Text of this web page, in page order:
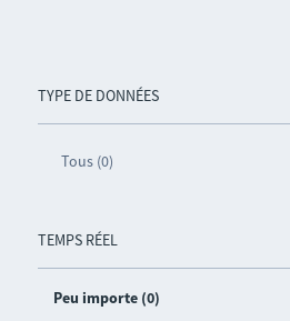
TYPE DE DONNÉES
Tous (0)
TEMPS RÉEL
Peu importe (0)